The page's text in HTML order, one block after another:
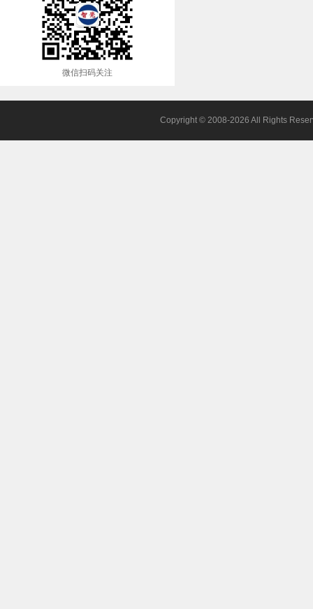
微信扫码关注
Copyright © 2008-2026 All Rights